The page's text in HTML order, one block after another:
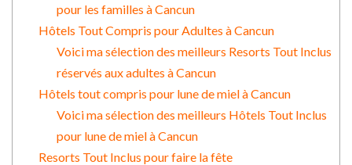
pour les familles à Cancun
Hôtels Tout Compris pour Adultes à Cancun
Voici ma sélection des meilleurs Resorts Tout Inclus
réservés aux adultes à Cancun
Hôtels tout compris pour lune de miel à Cancun
Voici ma sélection des meilleurs Hôtels Tout Inclus
pour lune de miel à Cancun
Resorts Tout Inclus pour faire la fête